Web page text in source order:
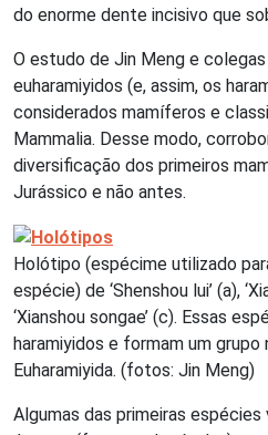
do enorme dente incisivo que
O estudo de Jin Meng e
euharamiyidos (e, assim, os
considerados mamíferos e
Mammalia. Desse modo,
diversificação dos primeiros
Jurássico e não antes.
Holótipo (espécime utilizado
espécie) de ‘Shenshou lui’ (a),
‘Xianshou songae’ (c). Essas
haramiyidos e formam um grupo
Euharamiyida. (fotos: Jin Meng)
Algumas das primeiras